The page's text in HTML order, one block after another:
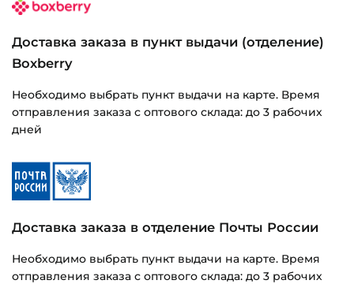
Доставка заказа в пункт выдачи (отделение)
Boxberry
Необходимо выбрать пункт выдачи на карте. Время
отправления заказа с оптового склада: до 3 рабочих
дней
Доставка заказа в отделение Почты России
Необходимо выбрать пункт выдачи на карте. Время
отправления заказа с оптового склада: до 3 рабочих